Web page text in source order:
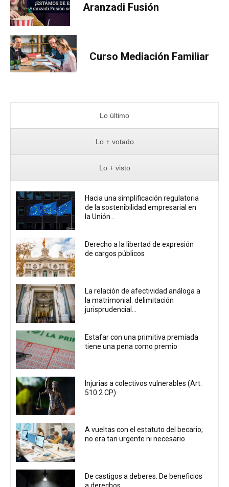
Aranzadi Fusión
Curso Mediación Familiar
Lo último
Lo + votado
Lo + visto
Hacia una simplificación regulatoria
de la sostenibilidad empresarial en
la Unión...
Derecho a la libertad de expresión
de cargos públicos
La relación de afectividad análoga a
la matrimonial: delimitación
jurisprudencial...
Estafar con una primitiva premiada
tiene una pena como premio
Injurias a colectivos vulnerables (Art.
510.2 CP)
A vueltas con el estatuto del becario;
no era tan urgente ni necesario
De castigos a deberes. De beneficios
a derechos